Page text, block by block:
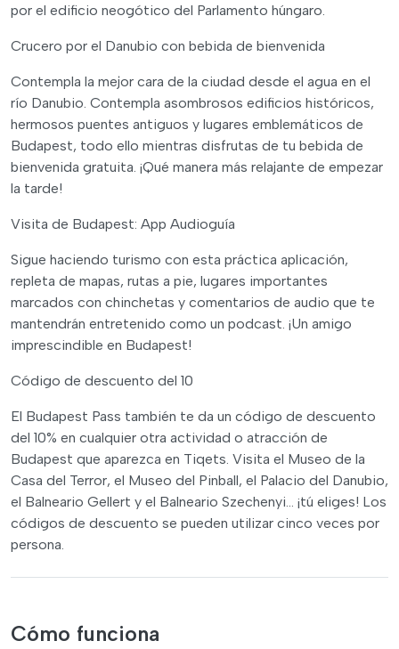
por el edificio neogótico del Parlamento húngaro.
Crucero por el Danubio con bebida de bienvenida
Contempla la mejor cara de la ciudad desde el agua en el
río Danubio. Contempla asombrosos edificios históricos,
hermosos puentes antiguos y lugares emblemáticos de
Budapest, todo ello mientras disfrutas de tu bebida de
bienvenida gratuita. ¡Qué manera más relajante de empezar
la tarde!
Visita de Budapest: App Audioguía
Sigue haciendo turismo con esta práctica aplicación,
repleta de mapas, rutas a pie, lugares importantes
marcados con chinchetas y comentarios de audio que te
mantendrán entretenido como un podcast. ¡Un amigo
imprescindible en Budapest!
Código de descuento del 10
El Budapest Pass también te da un código de descuento
del 10% en cualquier otra actividad o atracción de
Budapest que aparezca en Tiqets. Visita el Museo de la
Casa del Terror, el Museo del Pinball, el Palacio del Danubio,
el Balneario Gellert y el Balneario Szechenyi... ¡tú eliges! Los
códigos de descuento se pueden utilizar cinco veces por
persona.
Cómo funciona